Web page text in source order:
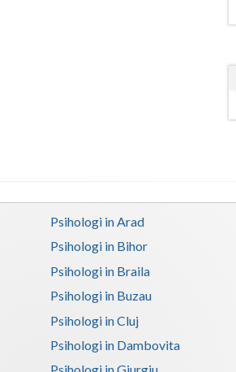
Psihologi in Arad
Psihologi in Bihor
Psihologi in Braila
Psihologi in Buzau
Psihologi in Cluj
Psihologi in Dambovita